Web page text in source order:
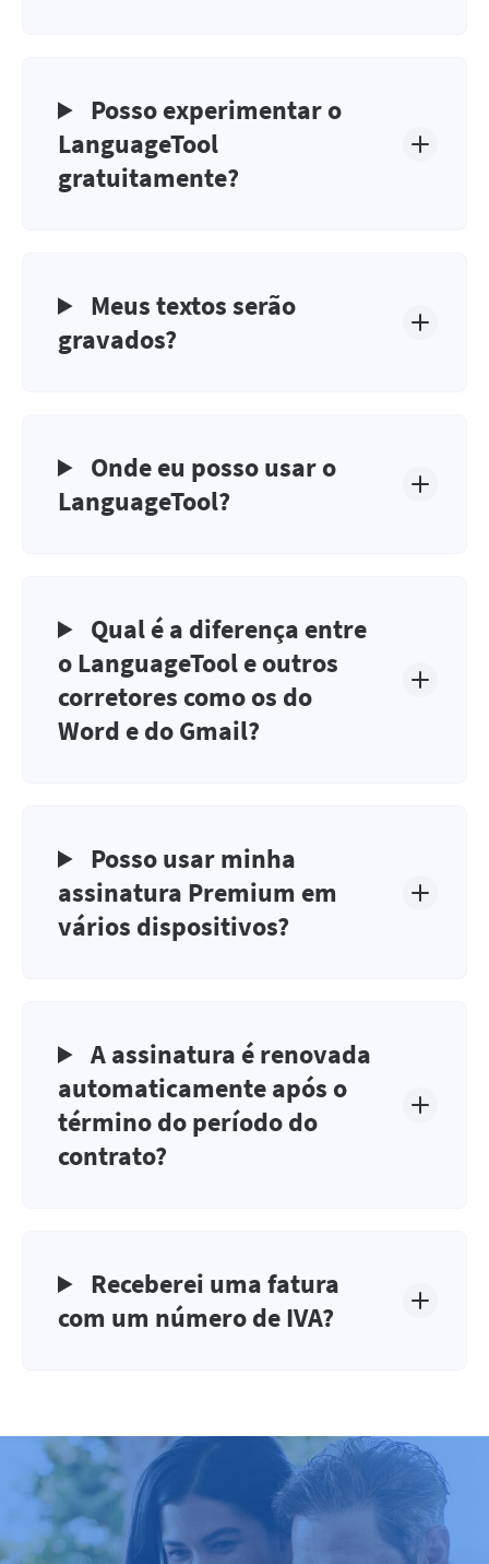
Posso experimentar o
LanguageTool
gratuitamente?
Meus textos serão
gravados?
Onde eu posso usar o
LanguageTool?
Qual é a diferença entre
o LanguageTool e outros
corretores como os do
Word e do Gmail?
Posso usar minha
assinatura Premium em
vários dispositivos?
A assinatura é renovada
automaticamente após o
término do período do
contrato?
Receberei uma fatura
com um número de IVA?